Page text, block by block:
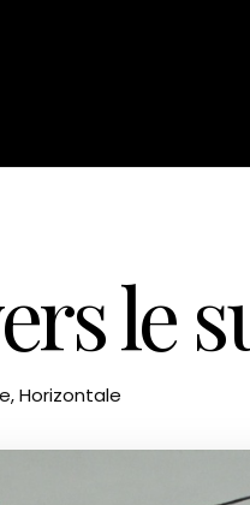
le
,Horizontale